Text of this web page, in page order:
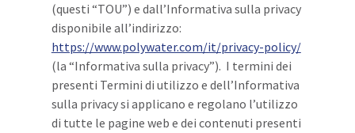
(questi “TOU”) e dall’Informativa sulla privacy
disponibile all’indirizzo:
https://www.polywater.com/it/privacy-policy/
(la “Informativa sulla privacy”). I termini dei
presenti Termini di utilizzo e dell’Informativa
sulla privacy si applicano e regolano l’utilizzo
di tutte le pagine web e dei contenuti presenti